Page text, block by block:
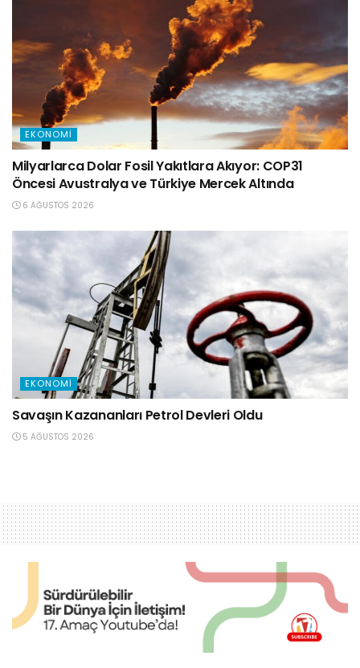
EKONOMI
Milyarlarca Dolar Fosil Yakıtlara Akıyor: COP31
Öncesi Avustralya ve Türkiye Mercek Altında
6 AĞUSTOS 2026
EKONOMI
Savaşın Kazananları Petrol Devleri Oldu
5 AĞUSTOS 2026